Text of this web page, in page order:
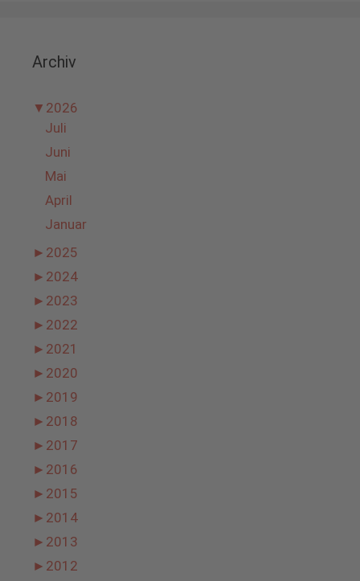
Archiv
▼ 2026
Juli
Juni
Mai
April
Januar
► 2025
► 2024
► 2023
► 2022
► 2021
► 2020
► 2019
► 2018
► 2017
► 2016
► 2015
► 2014
► 2013
► 2012